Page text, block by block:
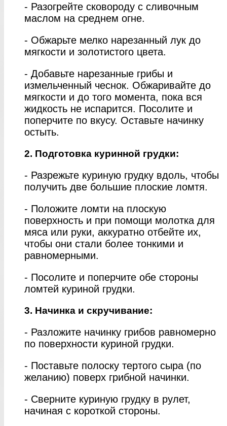
- Разогрейте сковороду с сливочным
маслом на среднем огне.
- Обжарьте мелко нарезанный лук до
мягкости и золотистого цвета.
- Добавьте нарезанные грибы и
измельченный чеснок. Обжаривайте до
мягкости и до того момента, пока вся
жидкость не испарится. Посолите и
поперчите по вкусу. Оставьте начинку
остыть.
2. Подготовка куринной грудки:
- Разрежьте куриную грудку вдоль, чтобы
получить две большие плоские ломтя.
- Положите ломти на плоскую
поверхность и при помощи молотка для
мяса или руки, аккуратно отбейте их,
чтобы они стали более тонкими и
равномерными.
- Посолите и поперчите обе стороны
ломтей куриной грудки.
3. Начинка и скручивание:
- Разложите начинку грибов равномерно
по поверхности куриной грудки.
- Поставьте полоску тертого сыра (по
желанию) поверх грибной начинки.
- Сверните куриную грудку в рулет,
начиная с короткой стороны.